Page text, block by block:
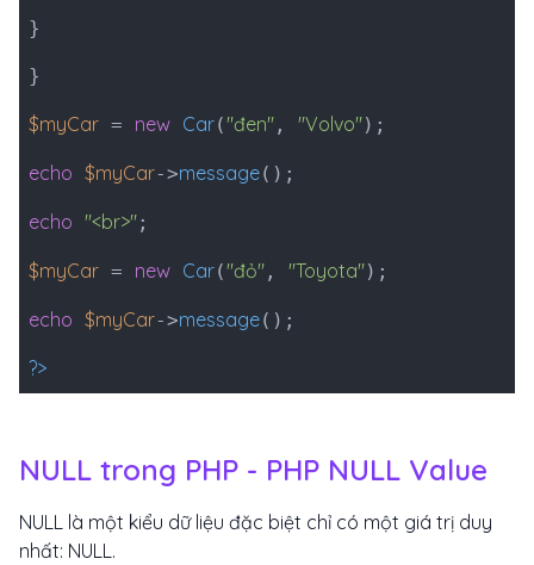
}
}
$myCar = new Car("đen" , "Volvo");
echo $myCar->message();
echo "<br>";
$myCar = new Car("đỏ" , "Toyota");
echo $myCar->message();
?>
NULL trong PHP - PHP NULL Value
NULL là một kiểu dữ liệu đặc biệt chỉ có một giá trị duy
nhất: NULL.